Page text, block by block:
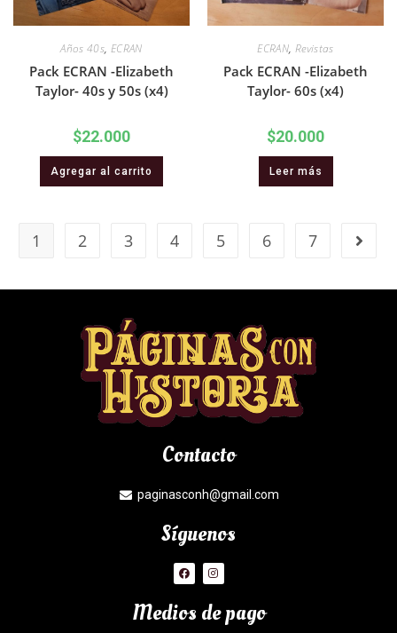
Años 40s, ECRAN
Pack ECRAN -Elizabeth
Taylor- 40s y 50s (x4)
$22.000
Agregar al carrito
ECRAN, Revistas
Pack ECRAN -Elizabeth
Taylor- 60s (x4)
$20.000
Leer más
1 2 3 4 5 6 7
Contacto
paginasconh@gmail.com
Síguenos
Medios de pago